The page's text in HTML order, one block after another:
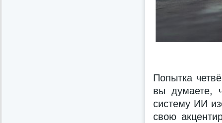
Попытка
вы думаете,
систему ИИ
свою